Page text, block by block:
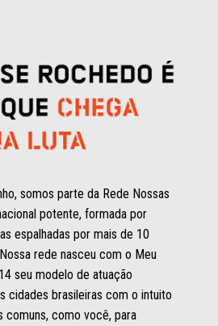
somos parte da Rede Nossas
potente, formada por
espalhadas por mais de 10
rede nasceu com o Meu
seu modelo de atuação
cidades brasileiras com o intuito
comuns, como você, para